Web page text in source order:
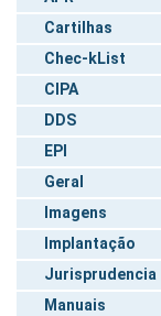
Cartilhas
Chec-kList
CIPA
DDS
EPI
Geral
Imagens
Implantação
Jurisprudencia
Manuais